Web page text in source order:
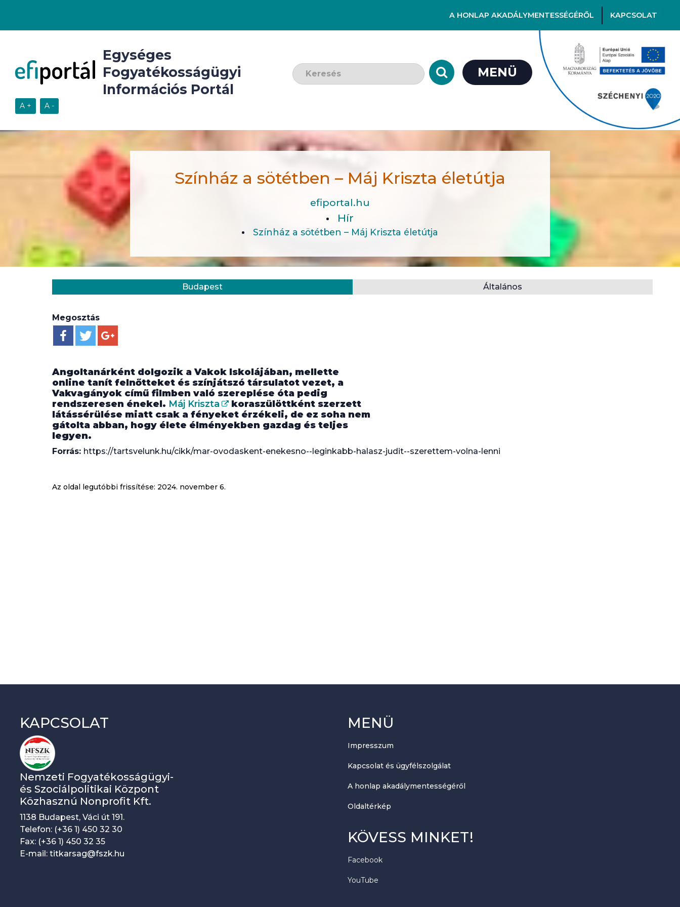
A HONLAP AKADÁLYMENTESSÉGÉRŐL KAPCSOLAT
Egységes
Fogyatékosságügyi
Információs Portál
Keresendő szó: MENÜ
Színház a sötétben – Máj Kriszta életútja
efiportal.hu
Hír
Színház a sötétben – Máj Kriszta életútja
Budapest Általános
Megosztás
Angoltanárként dolgozik a Vakok Iskolájában, mellette
online tanít felnőtteket és színjátszó társulatot vezet, a
Vakvagányok című filmben való szereplése óta pedig
rendszeresen énekel. Máj Kriszta
koraszülöttként szerzett
látássérülése miatt csak a fényeket érzékeli, de ez soha nem
gátolta abban, hogy élete élményekben gazdag és teljes
legyen.
Forrás: https://tartsvelunk.hu/cikk/mar-ovodaskent-enekesno--leginkabb-halasz-judit--szerettem-volna-lenni
Az oldal legutóbbi frissítése: 2024. november 6.
KAPCSOLAT
Nemzeti Fogyatékosságügyi-
és Szociálpolitikai Központ
Közhasznú Nonprofit Kft.
1138 Budapest, Váci út 191.
Telefon: (+36 1) 450 32 30
Fax: (+36 1) 450 32 35
E-mail: titkarsag@fszk.hu
MENÜ
Impresszum
Kapcsolat és ügyfélszolgálat
A honlap akadálymentességéről
Oldaltérkép
KÖVESS MINKET!
Facebook
YouTube